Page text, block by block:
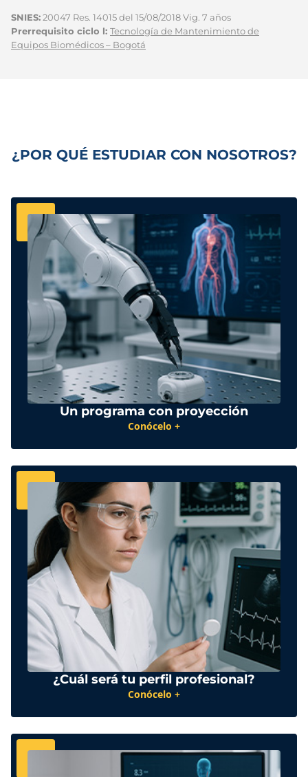
SNIES:20047 Res. 14015 del 15/08/2018 Vig. 7 años
Prerrequisito ciclo l: Tecnología de Mantenimiento de
Equipos Biomédicos – Bogotá
¿POR QUÉ ESTUDIAR CON NOSOTROS?
Un programa con proyección
Conócelo +
¿Cuál será tu perfil profesional?
Conócelo +